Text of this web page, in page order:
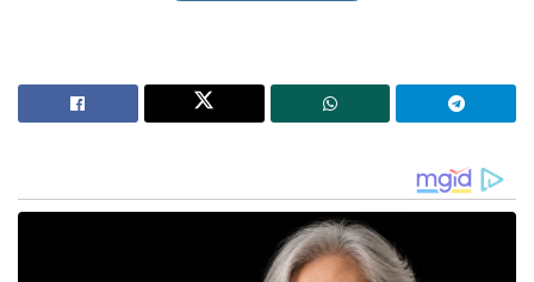
ജാഗ്രത പാലിക്കണമെന്ന് സംസ്ഥാന ദുരന്ത നിവാരണ
അതോറിറ്റി നിർദ്ദേശിച്ചു. തുടർച്ചയായി മഴ പെയ്യുന്ന
തീരപ്രദേശങ്ങളിലും പ്രത്യേക മുൻകരുതലുകൾ
സ്വീകരിക്കേണ്ടതുണ്ട്. ഉരുൾപൊട്ടൽ, മണ്ണിടിച്ചിൽ,
മലവെള്ളപ്പാച്ചിൽ എന്നിവയ്ക്ക് സാധ്യതയുള്ള
പ്രദേശങ്ങളിൽ താമസിക്കുന്നവരും നദിക്കരകളിലും